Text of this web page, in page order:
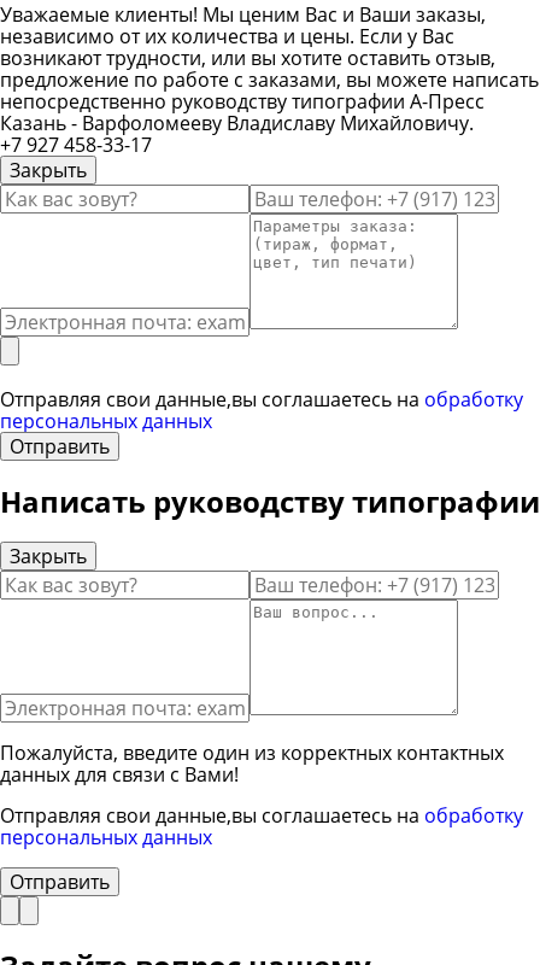
Уважаемые клиенты! Мы ценим Вас и Ваши заказы,
независимо от их количества и цены. Если у Вас
возникают трудности, или вы хотите оставить отзыв,
предложение по работе с заказами, вы можете написать
непосредственно руководству типографии А-Пресс
Казань - Варфоломееву Владиславу Михайловичу.
+7 927 458-33-17
Закрыть
Ввод вашего имени
Ввод вашего телефона
Ввод вашего сообщения
Отправляя свои данные,вы соглашаетесь на обработку
персональных данных
Отправить
Написать руководству типографии
Закрыть
Ввод вашего имени
Ввод вашего телефона
Ввод вашего сообщения
Пожалуйста, введите один из корректных контактных
данных для связи с Вами!
Отправляя свои данные,вы соглашаетесь на обработку
персональных данных
Отправить